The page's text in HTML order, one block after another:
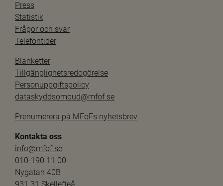
Press
Statistik
Frågor och svar
Telefontider
Blanketter
Tillgänglighetsredogörelse
Personuppgiftspolicy
dataskyddsombud@mfof.se
Prenumerera på MFoFs nyhetsbrev
Kontakta oss
info@mfof.se
010-190 11 00
Nygatan 40B